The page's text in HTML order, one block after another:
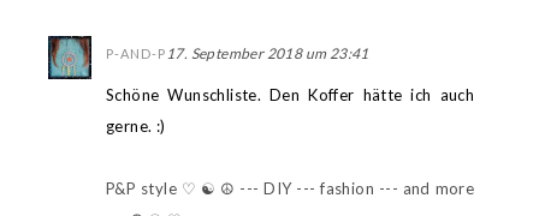
P-AND-P17. September 2018 um 23:41
Schöne Wunschliste. Den Koffer hätte ich auch
gerne. :)
P&P style ♡ ☯ ☮ --- DIY --- fashion --- and more